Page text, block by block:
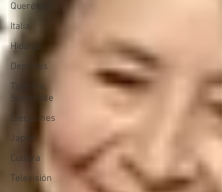
Querétaro
Italia
Hidalgo
Deportes
Turismo
Sostenible
Elecciones
Japón
Cultura
Televisión